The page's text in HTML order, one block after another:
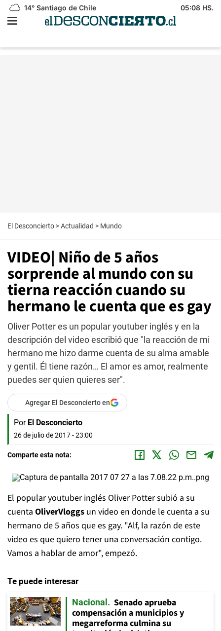
14° Santiago de Chile 05:08 HS.
El Desconcierto >Actualidad > Mundo
VIDEO| Niño de 5 años
sorprende al mundo con su
tierna reacción cuando su
hermano le cuenta que es gay
Oliver Potter es un popular youtuber inglés y en la
descripción del video escribió que "la reacción de mi
hermano me hizo darme cuenta de su alma amable
y gentil. Él tiene razón… El amor es amor, realmente
puedes ser quien quieres ser".
Agregar El Desconcierto en
Por El Desconcierto
26 de julio de 2017 - 23:00
Comparte esta nota:
El popular youtuber inglés Oliver Potter subió a su
cuenta OliverVloggs un video en donde le cuenta a su
hermano de 5 años que es gay. "Alf, la razón de este
video es que quiero tener una conversación contigo.
Vamos a hablar de amor", empezó.
Te puede interesar
Nacional
Senado aprueba
compensación a municipios y
megarreforma culmina su